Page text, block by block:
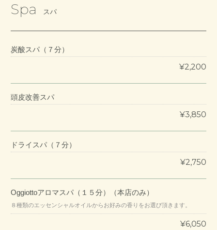
Spa スパ
炭酸スパ（７分）
¥2,200
頭皮改善スパ
¥3,850
ドライスパ（７分）
¥2,750
Oggiottoアロマスパ（１５分）（本店のみ）
８種類のエッセンシャルオイルからお好みの香りをお選び頂きます。
¥6,050